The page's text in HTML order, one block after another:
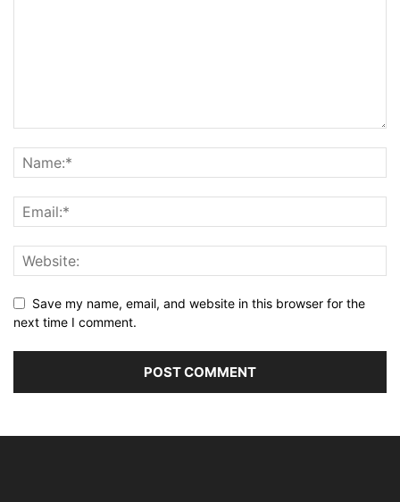
Save my name, email, and website in this browser for the
next time I comment.